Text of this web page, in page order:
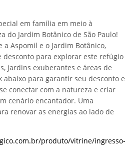
em família em meio à
do Jardim Botânico de São Paulo!
a Aspomil e o Jardim Botânico,
desconto para explorar este refúgio
jardins exuberantes e áreas de
abaixo para garantir seu desconto e
conectar com a natureza e criar
cenário encantador. Uma
renovar as energias ao lado de
produto/vitrine/ingresso-